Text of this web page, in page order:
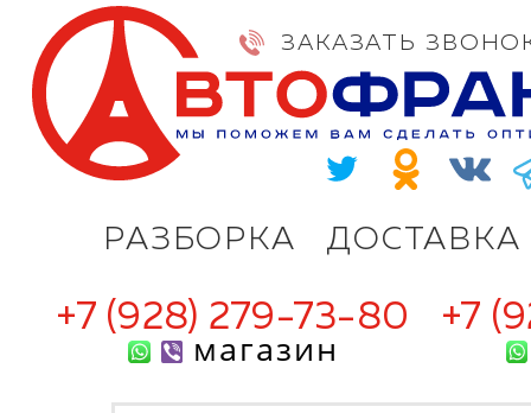
РАЗБОРКА ДОСТАВКА
ЗАКАЗАТЬ
+7 (928) 279-73-80
магазин
+7